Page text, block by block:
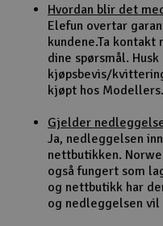
Radioutstyr
Raketter
Smarthjem, lek
Solenergi
Sparkesykler
Hvordan blir det
Elefun overtar
kundene.Ta kontakt
dine spørsmål.
kjøpsbevis/
kjøpt hos Modellers.
Gjelder
Ja, nedleggelsen
nettbutikken.
også fungert som
og nettbutikk har
og nedleggelsen